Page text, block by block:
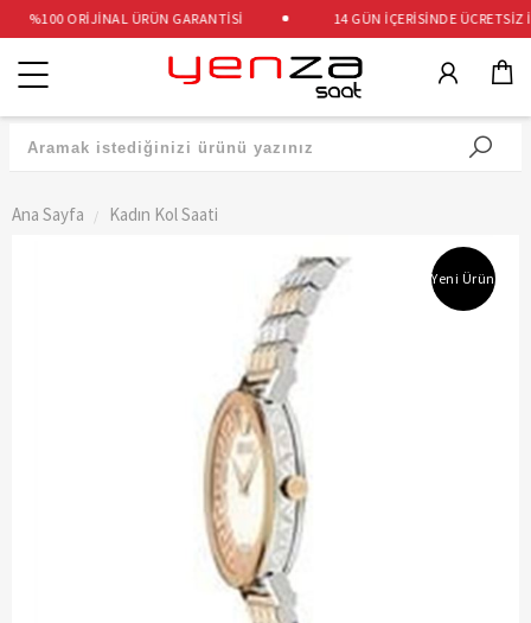
%100 ORİJİNAL ÜRÜN GARANTİSİ 14 GÜN İÇERİSİNDE ÜCRETSİZ
Kategoriler
Ana Sayfa Kadın Kol Saati
Yeni Ürün